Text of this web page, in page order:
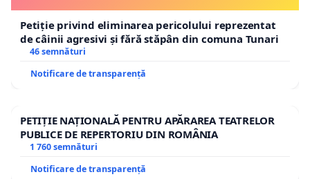
Petiție privind eliminarea pericolului reprezentat
de câinii agresivi și fără stăpân din comuna Tunari
46 semnături
Notificare de transparență
PETIȚIE NAȚIONALĂ PENTRU APĂRAREA TEATRELOR
PUBLICE DE REPERTORIU DIN ROMÂNIA
1 760 semnături
Notificare de transparență